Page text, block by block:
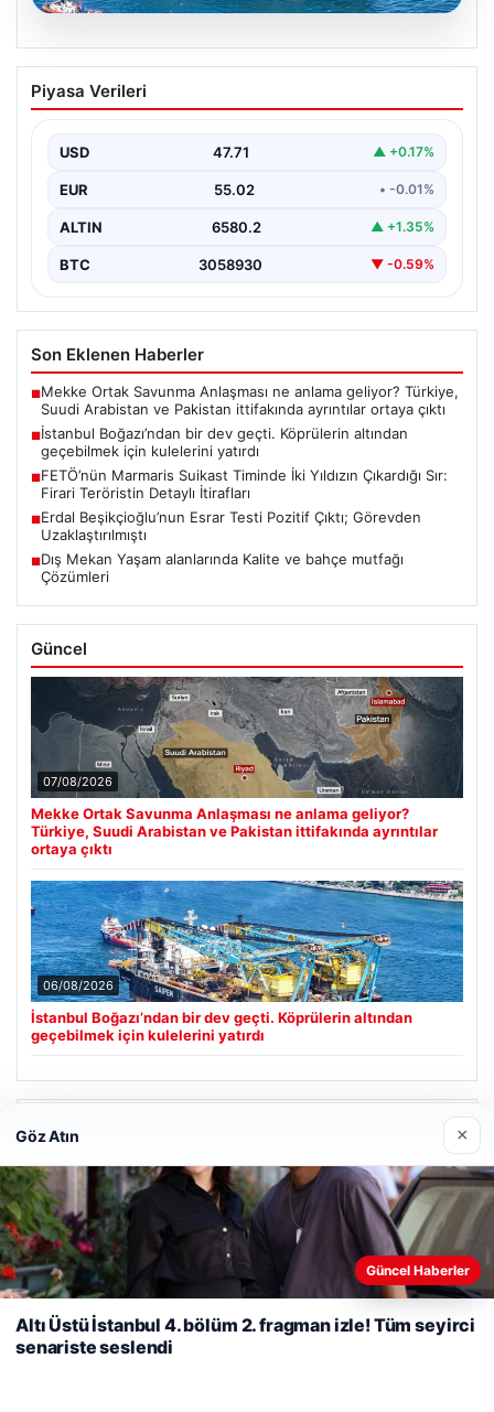
İstanbul Boğazı’ndan bir dev geçti.
Köprülerin altından geçebilmek için
Piyasa Verileri
USD 47.71 ▲ +0.17%
EUR 55.02 • -0.01%
ALTIN 6580.2 ▲ +1.35%
BTC 3058930 ▼ -0.59%
Son Eklenen Haberler
■Mekke Ortak Savunma Anlaşması ne anlama geliyor? Türkiye,
Suudi Arabistan ve Pakistan ittifakında ayrıntılar ortaya çıktı
■İstanbul Boğazı’ndan bir dev geçti. Köprülerin altından
geçebilmek için kulelerini yatırdı
■FETÖ’nün Marmaris Suikast Timinde İki Yıldızın Çıkardığı Sır:
Firari Teröristin Detaylı İtirafları
■Erdal Beşikçioğlu’nun Esrar Testi Pozitif Çıktı; Görevden
Uzaklaştırılmıştı
■Dış Mekan Yaşam alanlarında Kalite ve bahçe mutfağı
Çözümleri
Güncel
07/08/2026
Mekke Ortak Savunma Anlaşması ne anlama geliyor?
Türkiye, Suudi Arabistan ve Pakistan ittifakında ayrıntılar
ortaya çıktı
06/08/2026
İstanbul Boğazı’ndan bir dev geçti. Köprülerin altından
geçebilmek için kulelerini yatırdı
Web sitemizi nasıl kullandığınızı daha iyi anlayabilmek,
deneyiminizi kişiselleştirmek ve geliştirmek amacıyla çerezler
kullanıyoruz. Çerez Politikamız
Reddet Kabul Et
Göz Atın ×
Güncel Haberler
Altı Üstü İstanbul 4. bölüm 2. fragman izle! Tüm seyirci
senariste seslendi